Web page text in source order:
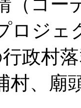
ロジェ
政村
村、廟